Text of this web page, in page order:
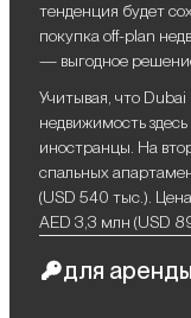
тенденция будет
покупка off-plan
— выгодное
Учитывая, что Dubai
недвижимость
иностранцы. На
спальных
(USD 540 тыс.).
AED 3,3 млн (USD
для аренды